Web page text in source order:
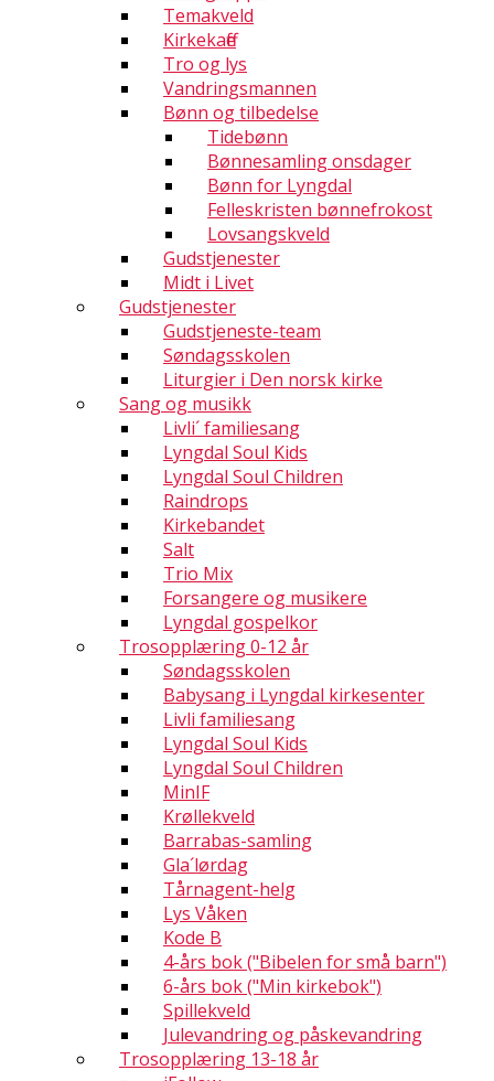
Temakveld
Kirkekaffe
Tro og lys
Vandringsmannen
Bønn og tilbedelse
Tidebønn
Bønnesamling onsdager
Bønn for Lyngdal
Felleskristen bønnefrokost
Lovsangskveld
Gudstjenester
Midt i Livet
Gudstjenester
Gudstjeneste-team
Søndagsskolen
Liturgier i Den norsk kirke
Sang og musikk
Livli´ familiesang
Lyngdal Soul Kids
Lyngdal Soul Children
Raindrops
Kirkebandet
Salt
Trio Mix
Forsangere og musikere
Lyngdal gospelkor
Trosopplæring 0-12 år
Søndagsskolen
Babysang i Lyngdal kirkesenter
Livli familiesang
Lyngdal Soul Kids
Lyngdal Soul Children
MinIF
Krøllekveld
Barrabas-samling
Gla´lørdag
Tårnagent-helg
Lys Våken
Kode B
4-års bok ("Bibelen for små barn")
6-års bok ("Min kirkebok")
Spillekveld
Julevandring og påskevandring
Trosopplæring 13-18 år